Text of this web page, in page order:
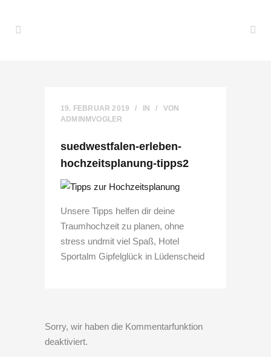
19. FEBRUAR 2019 IN
VON
ADMINMVOGLER
suedwestfalen-erleben-
hochzeitsplanung-tipps2
Unsere Tipps helfen dir deine
Traumhochzeit zu planen, ohne
stress undmit viel Spaß, Hotel
Sportalm Gipfelglück in Lüdenscheid
Sorry, wir haben die Kommentarfunktion
deaktiviert.